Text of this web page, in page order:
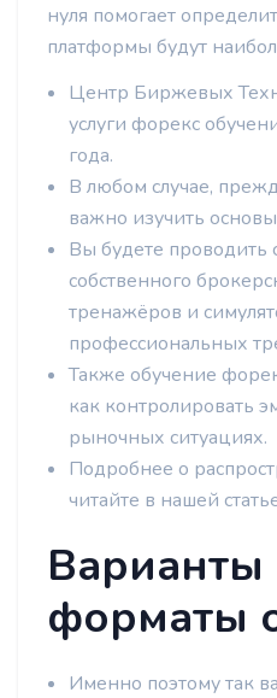
нуля помогает
платформы будут
Центр Биржевых
услуги форекс
года.
В любом случае,
важно изучить
Вы будете
собственного
тренажёров и
профессиональных
Также обучение
как контролировать
рыночных ситуациях.
Подробнее о
читайте в нашей
Варианты
форматы
Именно поэтому так